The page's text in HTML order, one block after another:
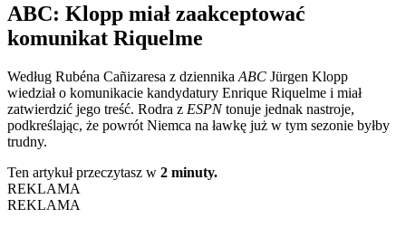
ABC: Klopp miał zaakceptować
komunikat Riquelme
Według Rubéna Cañizaresa z dziennika ABC Jürgen Klopp
wiedział o komunikacie kandydatury Enrique Riquelme i miał
zatwierdzić jego treść. Rodra z ESPNtonuje jednak nastroje,
podkreślając, że powrót Niemca na ławkę już w tym sezonie byłby
trudny.
Ten artykuł przeczytasz w 2 minuty.
REKLAMA
REKLAMA